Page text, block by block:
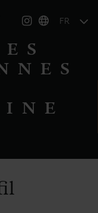
FR
PATRIMOINE